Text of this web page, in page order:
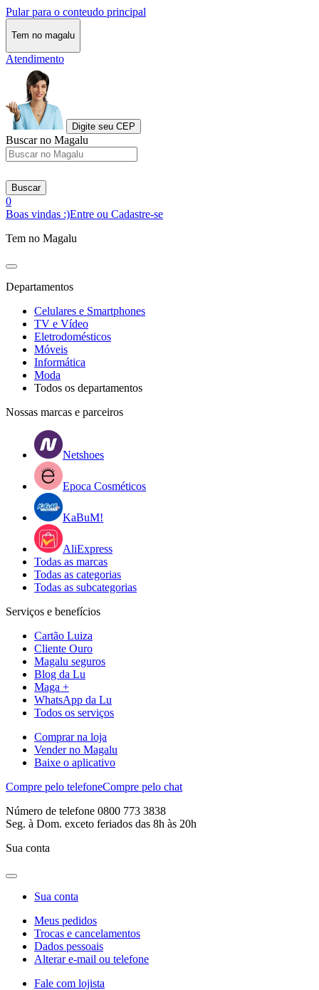
Pular para o conteudo principal
Tem no magalu
Atendimento
Digite seu CEP
Buscar no Magalu
Buscar
0
Boas vindas :)Entre ou Cadastre-se
Tem no Magalu
Departamentos
Celulares e Smartphones
TV e Vídeo
Eletrodomésticos
Móveis
Informática
Moda
Todos os departamentos
Nossas marcas e parceiros
Netshoes
Epoca Cosméticos
KaBuM!
AliExpress
Todas as marcas
Todas as categorias
Todas as subcategorias
Serviços e benefícios
Cartão Luiza
Cliente Ouro
Magalu seguros
Blog da Lu
Maga +
WhatsApp da Lu
Todos os serviços
Comprar na loja
Vender no Magalu
Baixe o aplicativo
Compre pelo telefoneCompre pelo chat
Número de telefone 0800 773 3838
Seg. à Dom. exceto feriados das 8h às 20h
Sua conta
Sua conta
Meus pedidos
Trocas e cancelamentos
Dados pessoais
Alterar e-mail ou telefone
Fale com lojista